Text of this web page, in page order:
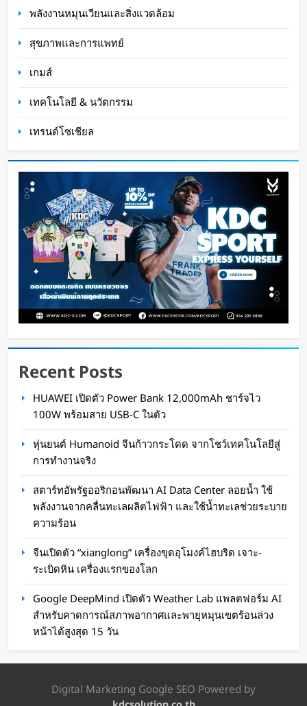
ประตูโกยผู้ติดตาม Instagram กว่า 29 ล้านใน
เดือนเดียว
Oat Content 3 สัปดาห์ ago
Sandisk เปิดตัว Flash Drive และ SSD ลาย FIFA
WaWaW Content
การฝึกซ้อม
WaWaW Content 1 เดือน ago
พลังงานหมุนเวียนและสิ่งแวดล้อม
สุขภาพและการแพทย์
เกมส์
เทคโนโลยี & นวัตกรรม
เทรนด์โซเชียล
Recent Posts
HUAWEI เปิดตัว Power Bank 12,000mAh ชาร์จไว
100W พร้อมสาย USB-C ในตัว
หุ่นยนต์ Humanoid จีนก้าวกระโดด จากโชว์เทคโนโลยีสู่
การทำงานจริง
สตาร์ทอัพรัฐออริกอนพัฒนา AI Data Center ลอยน้ำ ใช้
พลังงานจากคลื่นทะเลผลิตไฟฟ้า และใช้น้ำทะเลช่วยระบาย
ความร้อน
จีนเปิดตัว “xianglong” เครื่องขุดอุโมงค์ไฮบริด เจาะ-
ระเบิดหิน เครื่องแรกของโลก
Google DeepMind เปิดตัว Weather Lab แพลตฟอร์ม AI
สำหรับคาดการณ์สภาพอากาศและพายุหมุนเขตร้อนล่วง
หน้าได้สูงสุด 15 วัน
Digital Marketing Google SEO Powered by